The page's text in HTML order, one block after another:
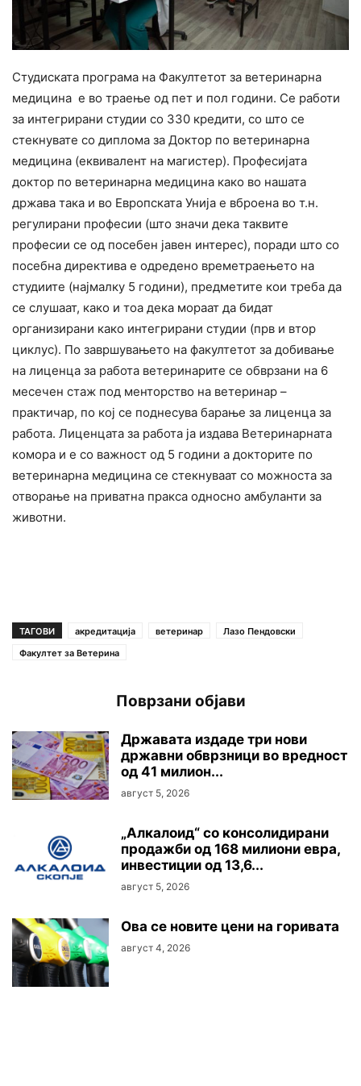
Студиската програма на Факултетот за ветеринарна
медицина е во траење од пет и пол години. Се работи
за интегрирани студии со 330 кредити, со што се
стекнувате со диплома за Доктор по ветеринарна
медицина (еквивалент на магистер). Професијата
доктор по ветеринарна медицина како во нашата
држава така и во Европската Унија е вброена во т.н.
регулирани професии (што значи дека таквите
професии се од посебен јавен интерес), поради што со
посебна директива е одредено времетраењето на
студиите (најмалку 5 години), предметите кои треба да
се слушаат, како и тоа дека мораат да бидат
организирани како интегрирани студии (прв и втор
циклус). По завршувањето на факултетот за добивање
на лиценца за работа ветеринарите се обврзани на 6
месечен стаж под менторство на ветеринар –
практичар, по кој се поднесува барање за лиценца за
работа. Лиценцата за работа ја издава Ветеринарната
комора и е со важност од 5 години а докторите по
ветеринарна медицина се стекнуваат со можноста за
отворање на приватна пракса односно амбуланти за
животни.
ТАГОВИ акредитација ветеринар
Лазо Пендовски
Факултет за Ветерина
Поврзани објави
Државата издаде три нови
државни обврзници во вредност
од 41 милион...
август 5, 2026
„Алкалоид“ со консолидирани
продажби од 168 милиони евра,
инвестиции од 13,6...
август 5, 2026
Oва се новите цени на горивата
август 4, 2026